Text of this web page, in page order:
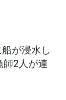
が浸水し
師2人が連